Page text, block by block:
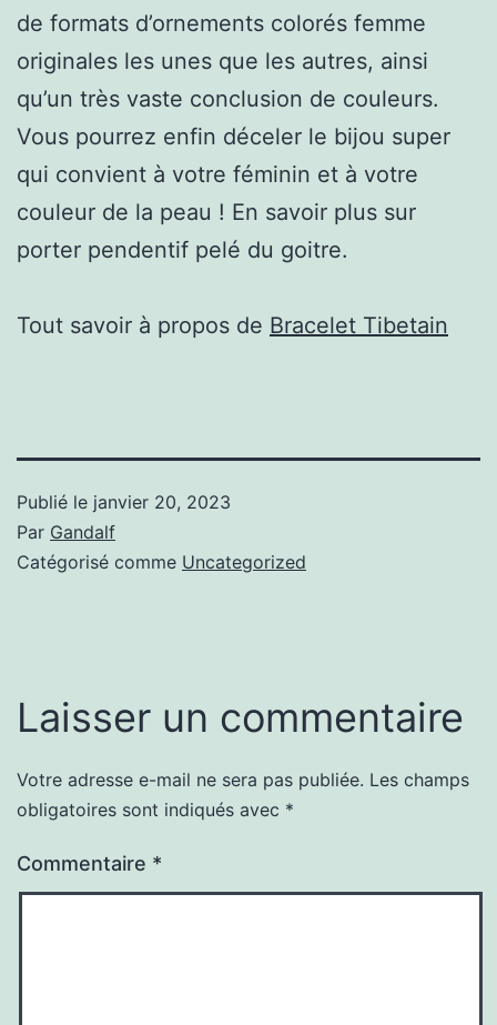
de formats d’ornements colorés femme
originales les unes que les autres, ainsi
qu’un très vaste conclusion de couleurs.
Vous pourrez enfin déceler le bijou super
qui convient à votre féminin et à votre
couleur de la peau ! En savoir plus sur
porter pendentif pelé du goitre.
Tout savoir à propos de Bracelet Tibetain
Publié le janvier 20, 2023
Par Gandalf
Catégorisé comme Uncategorized
Laisser un commentaire
Votre adresse e-mail ne sera pas publiée. Les champs
obligatoires sont indiqués avec *
Commentaire *